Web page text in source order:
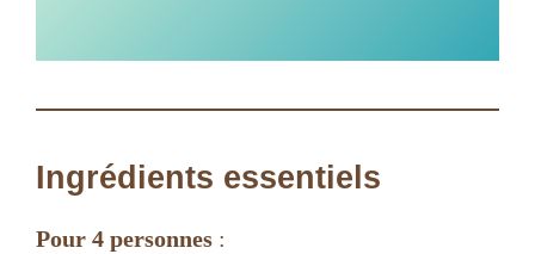
Ingrédients essentiels
Pour 4 personnes :